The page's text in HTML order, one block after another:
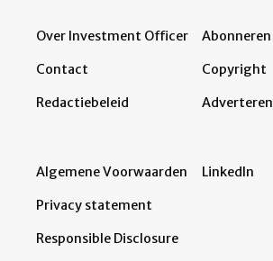
Over Investment Officer
Contact
Redactiebeleid
Abonneren
Copyright
Adverteren
Algemene Voorwaarden
Privacy statement
Responsible Disclosure
LinkedIn